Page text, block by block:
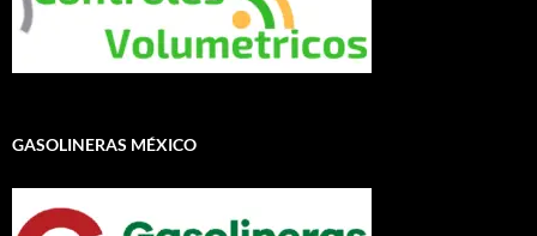
GASOLINERAS MÉXICO